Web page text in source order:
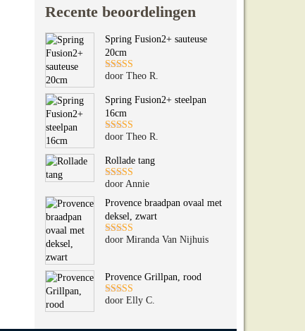
Recente beoordelingen
Spring Fusion2+ sauteuse
20cm
Gewaardeerd
door Theo R.
Spring Fusion2+ steelpan
16cm
Gewaardeerd
door Theo R.
Rollade tang
Gewaardeerd
5uit 5
door Annie
Provence braadpan ovaal met
deksel, zwart
Gewaardeerd
door Miranda Van Nijhuis
Provence Grillpan, rood
Gewaardeerd
door Elly C.